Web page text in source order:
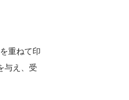
重ねて印
与え、受